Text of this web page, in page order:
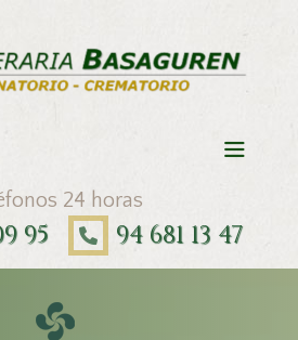
24 horas
95 94 681 13 47